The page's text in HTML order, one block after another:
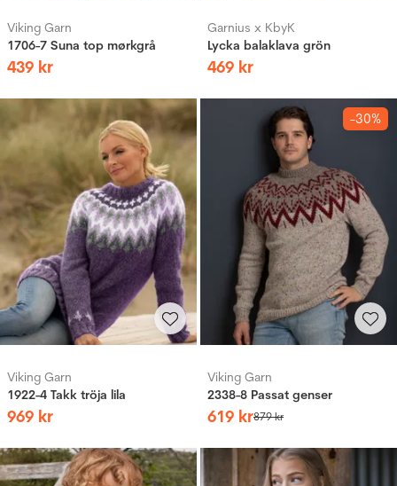
Viking Garn
1706-7 Suna top mørkgrå
439 kr
Garnius x KbyK
Lycka balaklava grön
469 kr
Viking Garn
1922-4 Takk tröja lila
969 kr
-30%
Viking Garn
2338-8 Passat genser
619 kr879kr